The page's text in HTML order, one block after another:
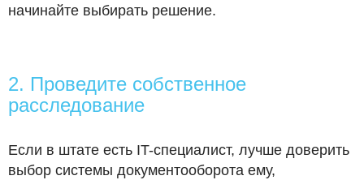
начинайте выбирать решение.
2. Проведите собственное
расследование
Если в штате есть IT-специалист, лучше доверить
выбор системы документооборота ему,